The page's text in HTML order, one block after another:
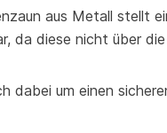
aus Metall stellt
da diese nicht über
dabei um einen